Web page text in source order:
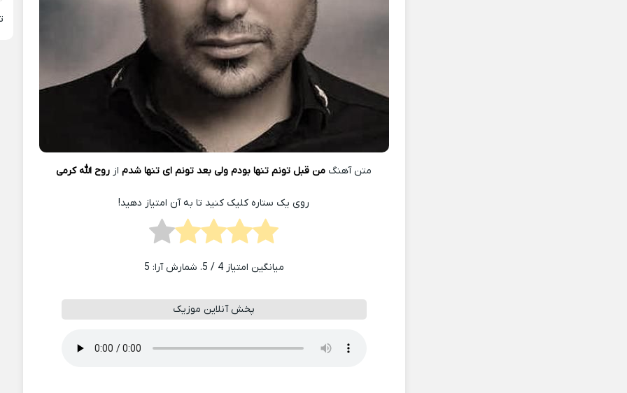
متن آهنگ من قبل تونم تنها بودم ولی بعد تونم ای تنها شدماز روح الله کرمی
روی یک ستاره کلیک کنید تا به آن امتیاز دهید!
میانگین امتیاز4 / 5. شمارش آرا: 5
پخش آنلاین موزیک